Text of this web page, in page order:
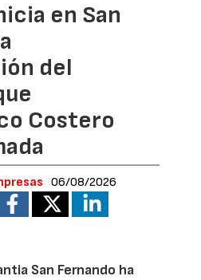
en San
del
Costero
06/08/2026
San Fernando ha